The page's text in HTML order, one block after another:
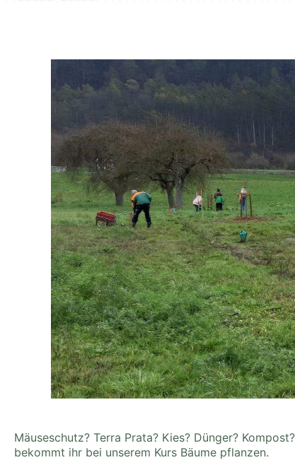
Mäuseschutz? Terra Prata? Kies? Dünger?
bekommt ihr bei unserem Kurs Bäume pflanzen.